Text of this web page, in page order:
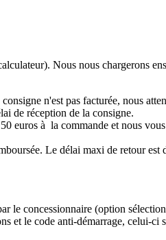
Nous nous chargerons
n'est pas facturée, nous
de réception de la consigne.
euros à la commande et nous
Le délai maxi de retour est
le concessionnaire (option
et le code anti-démarrage, celui-